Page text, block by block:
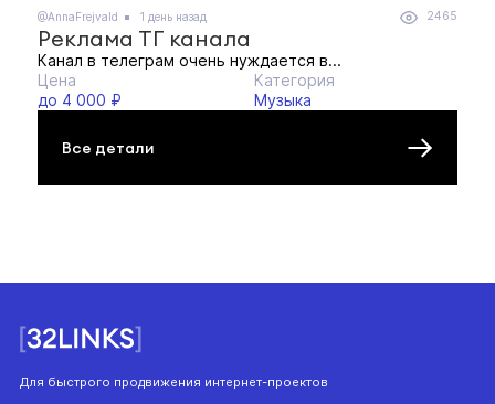
@AnnaFrejvald 1 день назад 2465
Реклама ТГ канала
Канал в телеграм очень нуждается в...
Цена
до 4 000 ₽
Категория
Музыка
Все детали
Для быстрого продвижения интернет-проектов